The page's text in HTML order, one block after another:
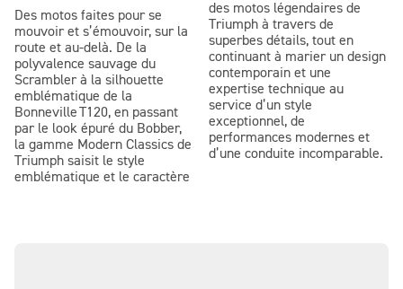
Des motos faites pour se
mouvoir et s’émouvoir, sur la
route et au-delà. De la
polyvalence sauvage du
Scrambler à la silhouette
emblématique de la
Bonneville T120, en passant
par le look épuré du Bobber,
la gamme Modern Classics de
Triumph saisit le style
emblématique et le caractère
des motos légendaires de
Triumph à travers de
superbes détails, tout en
continuant à marier un design
contemporain et une
expertise technique au
service d’un style
exceptionnel, de
performances modernes et
d’une conduite incomparable.